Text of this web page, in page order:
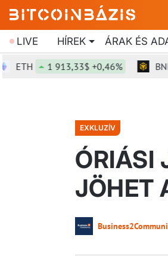
LIVE HÍREK ÁRAK ÉS
1 913,33$ +0,46% BNB
EXKLUZÍV
ÓRIÁSI
JÖHET